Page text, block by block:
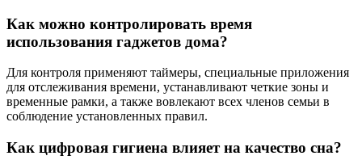
Как можно контролировать время
использования гаджетов дома?
Для контроля применяют таймеры, специальные приложения
для отслеживания времени, устанавливают четкие зоны и
временные рамки, а также вовлекают всех членов семьи в
соблюдение установленных правил.
Как цифровая гигиена влияет на качество сна?